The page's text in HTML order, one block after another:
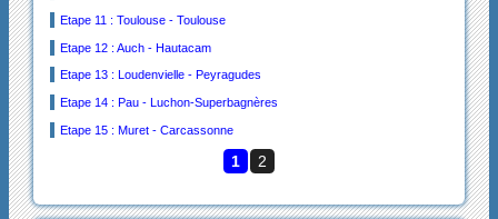
Etape 11 : Toulouse - Toulouse
Etape 12 : Auch - Hautacam
Etape 13 : Loudenvielle - Peyragudes
Etape 14 : Pau - Luchon-Superbagnères
Etape 15 : Muret - Carcassonne
1 2